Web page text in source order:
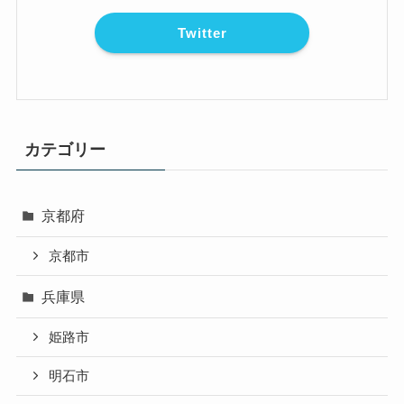
Twitter
カテゴリー
京都府
京都市
兵庫県
姫路市
明石市